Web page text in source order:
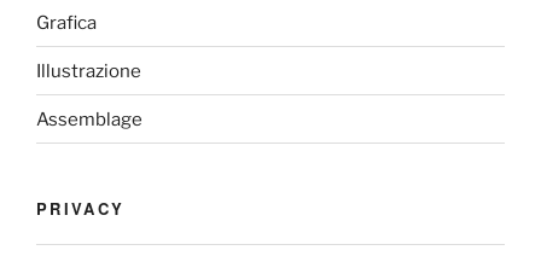
Grafica
Illustrazione
Assemblage
PRIVACY